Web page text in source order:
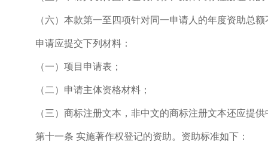
（六）本款第一至四项针对同一申请人的年度资助总额
申请应提交下列材料：
（一）项目申请表；
（二）申请主体资格材料；
（三）商标注册文本，非中文的商标注册文本还应提供
第十一条 实施著作权登记的资助。资助标准如下：